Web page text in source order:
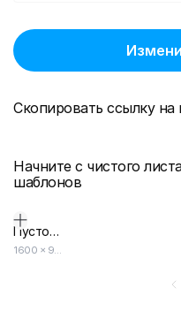
Скопировать ссылку на
Начните с чистого
шаблонов
Пустой дизайн-макет
1600 × 900